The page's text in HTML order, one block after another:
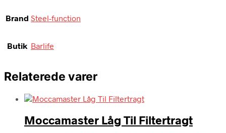
Brand Steel-function
Butik Barlife
Relaterede varer
Moccamaster Låg Til Filtertragt